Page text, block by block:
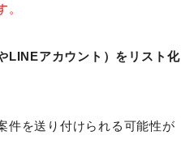
。
LINEアカウント）をリスト化
件を送り付けられる可能性が